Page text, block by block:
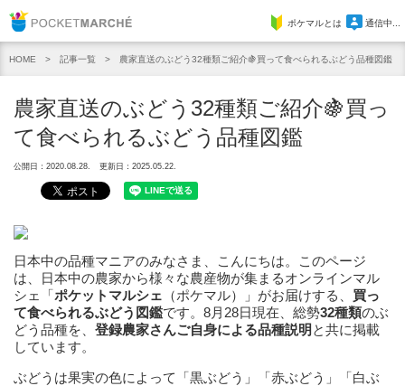
Pocket Marcheポケマルとは 通信中...
HOME 記事一覧 農家直送のぶどう32種類ご紹介🍇買って食べられるぶどう品種図鑑
農家直送のぶどう32種類ご紹介🍇買っ
て食べられるぶどう品種図鑑
公開日：2020.08.28. 更新日：2025.05.22.
日本中の品種マニアのみなさま、こんにちは。このページ
は、日本中の農家から様々な農産物が集まるオンラインマル
シェ「ポケットマルシェ （ポケマル）」がお届けする、 買っ
て食べられるぶどう図鑑です。8月28日現在、総勢32種類のぶ
どう品種を、 登録農家さんご自身による品種説明 と共に掲載
しています。
ぶどうは果実の色によって「黒ぶどう」「赤ぶどう」「白ぶ